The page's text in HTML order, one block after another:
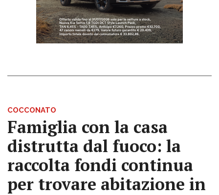
COCCONATO
Famiglia con la casa
distrutta dal fuoco: la
raccolta fondi continua
per trovare abitazione in